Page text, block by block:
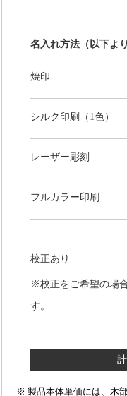
名入れ方法（以下よ
焼印
シルク印刷（1色）
レーザー彫刻
フルカラー印刷
校正あり
※校正をご希望の場
す。
製品本体単価には、木